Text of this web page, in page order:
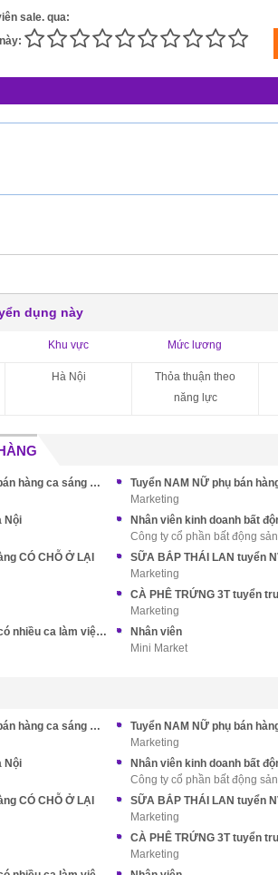
sale. qua:
dụng này
Khu vực Mức lương
Hà Nội
Thỏa thuận theo
năng lực
HỆ THỐNG BÁNH MÌ LÂM VŨ Tuyển bán hàng ca sáng ở Thủ Đức
Tuyển NAM NỮ phụ bán
Marketing
Nội
Nhân viên kinh doanh bất
Công ty cổ phần bất động
CÓ CHỖ Ở LẠI
SỮA BẮP THÁI LAN tuyển
Marketing
Marketing
TAKACHA Q1 Tuyển NV bán trà sữa có nhiều ca làm việc phù hợp
Nhân viên
Mini Market
HỆ THỐNG BÁNH MÌ LÂM VŨ Tuyển bán hàng ca sáng ở Thủ Đức
Tuyển NAM NỮ phụ bán
Marketing
Nội
Nhân viên kinh doanh bất
Công ty cổ phần bất động
CÓ CHỖ Ở LẠI
SỮA BẮP THÁI LAN tuyển
Marketing
Marketing